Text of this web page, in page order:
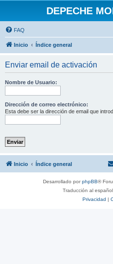
DEPECHE
FAQ
Inicio Índice general
Enviar email de activación
Nombre de Usuario:
Dirección de correo electrónico:
Esta debe ser la dirección de email que
Inicio Índice general
Desarrollado porphpBB®
Traducción al
Privacidad |